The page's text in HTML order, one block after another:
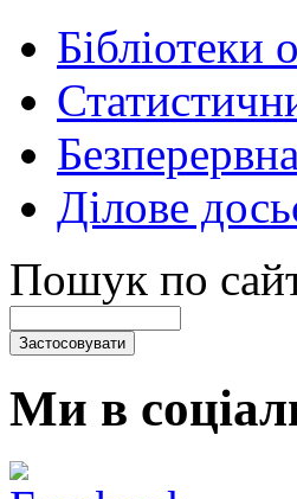
Бібліотеки
Ділове
Пошук по
Ми в